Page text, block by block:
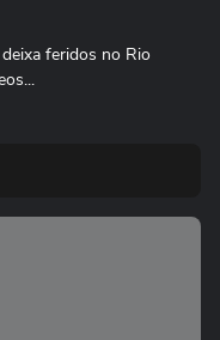
feridos no Rio